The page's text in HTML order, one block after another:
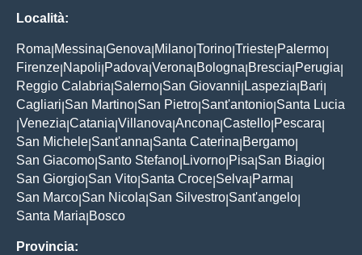
Località:
Roma Messina Genova Milano Torino Trieste Palermo
Firenze Napoli Padova Verona Bologna Brescia Perugia
Reggio Calabria Salerno San Giovanni Laspezia Bari
Cagliari San Martino San Pietro Sant'antonio Santa Lucia
Venezia Catania Villanova Ancona Castello Pescara
San Michele Sant'anna Santa Caterina Bergamo
San Giacomo Santo Stefano Livorno Pisa San Biagio
San Giorgio San Vito Santa Croce Selva Parma
San Marco San Nicola San Silvestro Sant'angelo
Santa Maria Bosco
Provincia: